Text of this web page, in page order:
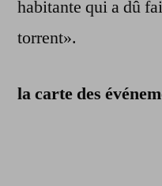
habitante qui a dû
torrent».
la carte des